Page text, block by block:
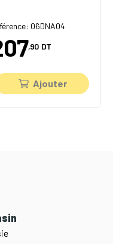
06DNA04
,90 DT
Ajouter